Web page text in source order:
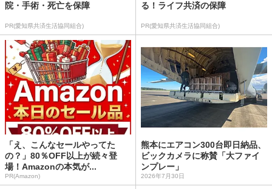
院・手術・死亡を保障
PR(愛知県共済生活協同組合)
る！ライフ共済の保障
PR(愛知県共済生活協同組合)
「え、こんなセールやってた
の？」80％OFF以上が続々登
場！Amazonの本気が...
PR(Amazon)
熊本にエアコン300台即日納品、
ビックカメラに称賛「大ファイ
ンプレー」
2026年7月30日